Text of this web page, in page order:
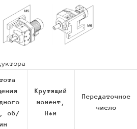
об/
Крутящий
момент,
Н*м
Передаточное
число